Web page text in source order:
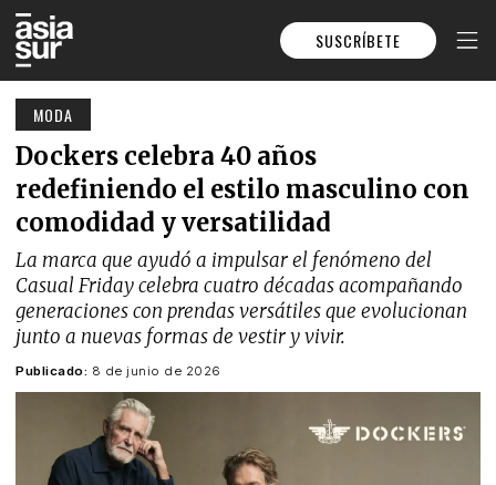
SUSCRÍBETE
MODA
Dockers celebra 40 años
redefiniendo el estilo masculino con
comodidad y versatilidad
La marca que ayudó a impulsar el fenómeno del
Casual Friday celebra cuatro décadas acompañando
generaciones con prendas versátiles que evolucionan
junto a nuevas formas de vestir y vivir.
Publicado: 8 de junio de 2026